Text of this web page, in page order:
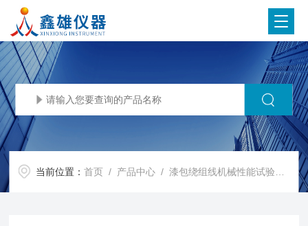
当前位置：首页 / 产品中心 /漆包绕组线机械性能试验仪 /